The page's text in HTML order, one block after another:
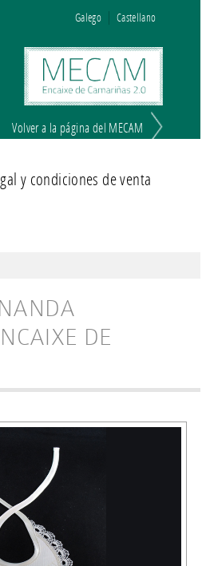
Galego Castellano
Volver a la página del MECAM
y condiciones de venta
DE